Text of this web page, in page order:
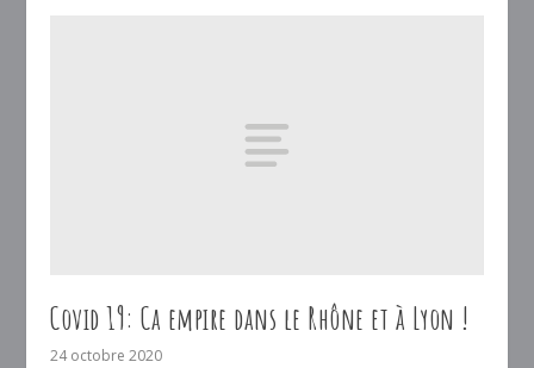
Covid 19: Ca empire dans le Rhône et à Lyon !
24 octobre 2020